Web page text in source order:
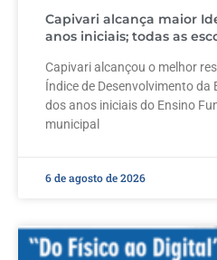
Capivari alcança maior
anos iniciais; todas as
Capivari alcançou o melhor
Índice de Desenvolvimento da
dos anos iniciais do Ensino
municipal
6 de agosto de 2026